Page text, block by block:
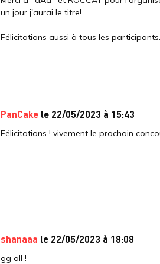
un jour j'aurai le titre!
Félicitations aussi à tous les participants.
PanCake le 22/05/2023 à 15:43
Félicitations ! vivement le prochain
shanaaa le 22/05/2023 à 18:08
gg all !